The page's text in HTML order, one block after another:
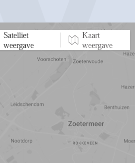
Satelliet
weergave
Kaart
weergave
10 min 15 min